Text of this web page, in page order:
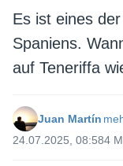
Es ist eines
Spaniens.
auf Teneriffa
Juan Martín
24.07.2025, 08:584